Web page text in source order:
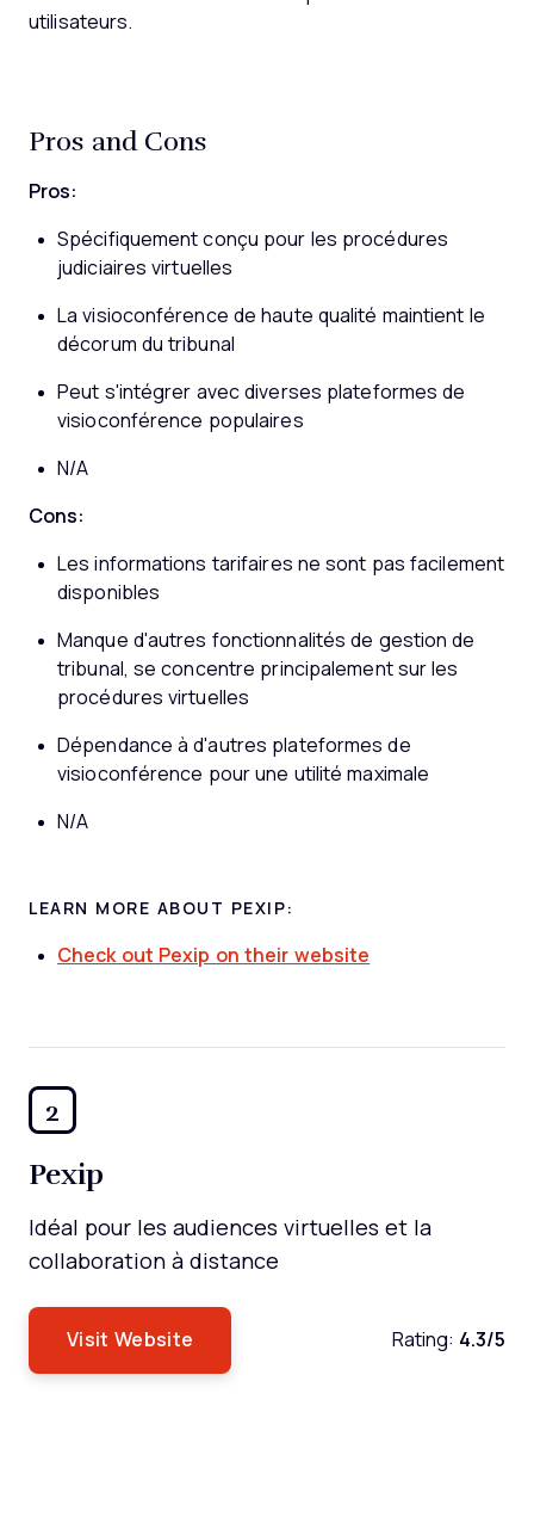
utilisateurs.
Pros and Cons
Pros:
Spécifiquement conçu pour les procédures
judiciaires virtuelles
La visioconférence de haute qualité maintient le
décorum du tribunal
Peut s'intégrer avec diverses plateformes de
visioconférence populaires
N/A
Cons:
Les informations tarifaires ne sont pas facilement
disponibles
Manque d'autres fonctionnalités de gestion de
tribunal, se concentre principalement sur les
procédures virtuelles
Dépendance à d'autres plateformes de
visioconférence pour une utilité maximale
N/A
LEARN MORE ABOUT PEXIP:
Check out Pexip on their website
2
Pexip
Idéal pour les audiences virtuelles et la
collaboration à distance
Visit Website Rating: 4.3/5